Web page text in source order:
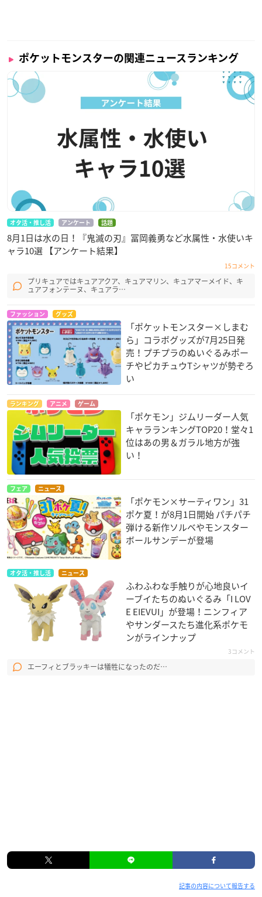
ポケットモンスターの関連ニュースランキング
オタ活・推し活 アンケート 話題
8月1日は水の日！『鬼滅の刃』冨岡義勇など水属性・水使いキ
ャラ10選 【アンケート結果】
15コメント
プリキュアではキュアアクア、キュアマリン、キュアマーメイド、キ
ュアフォンテーヌ、キュアラ…
ファッション グッズ
「ポケットモンスター×しまむ
ら」コラボグッズが7月25日発
売！プチプラのぬいぐるみポー
チやピカチュウTシャツが勢ぞろ
い
ランキング アニメ ゲーム
「ポケモン」ジムリーダー人気
キャラランキングTOP20！堂々1
位はあの男＆ガラル地方が強
い！
フェア ニュース
「ポケモン×サーティワン」31
ポケ夏！が8月1日開始 パチパチ
弾ける新作ソルベやモンスター
ボールサンデーが登場
オタ活・推し活 ニュース
ふわふわな手触りが心地良いイ
ーブイたちのぬいぐるみ「I LOV
E EIEVUI」が登場！ニンフィア
やサンダースたち進化系ポケモ
ンがラインナップ
3コメント
エーフィとブラッキーは犠牲になったのだ…
記事の内容について報告する